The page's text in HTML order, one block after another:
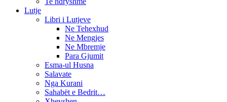
Lutje
Libri i Lutjeve
Ne Tehexhud
Ne Mengjes
Ne Mbremje
Para Gjumit
Esma-ul Husna
Salavate
Nga Kurani
Sahabët e Bedrit…